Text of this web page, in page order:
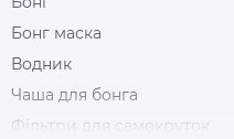
Бонг маска
Водник
Чаша для бонга
Фільтри для самокруток